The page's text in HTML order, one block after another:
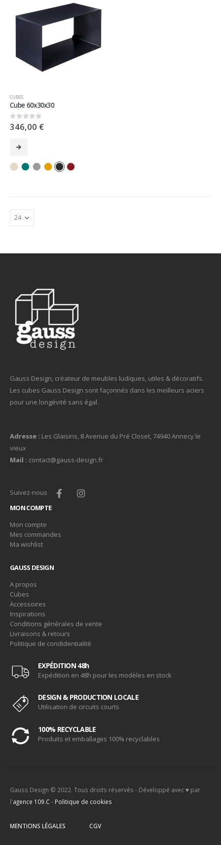
CUBES
Cube 60x30x30
0sur 5
346,00 €
Gauss Design, créateur de meubles ludiques, utiles & décoratifs.
Les cubes Gauss Design sont façonnés dans les meilleurs aciers
pour une longévité sans égal.
Adresse : Les Glaisins, 8 Avenue du Pré Closet, 74940 Annecy le
vieux
Mail : contact@gauss-design.fr
Suivez-nous
MON COMPTE
Mon compte
Mes commandes
Ma wishlist
GAUSS DESIGN
A propos
Cubes
Accessoires
Inspirations
Conditions générales de vente
Livraisons & retours
Politique de condidentialité
EXPÉDITION 48h
Expédition en 48h pour les modèles en stock
DESIGN & PRODUCTION LOCALE
Utilisation de circuits courts
100% RECYCLABLE
Produits et emballages 100% recyclables
Gauss Design © 2022. Tous droits réservés - Développé avec ♥ par
l'agence 109.C- Politique de cookies
MENTIONS LÉGALES CGV